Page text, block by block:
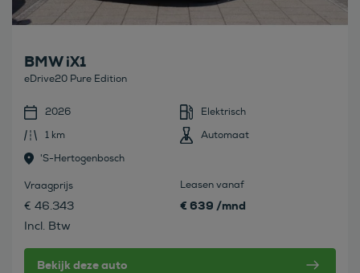
BMW iX1
eDrive20 Pure Edition
2026
Elektrisch
1 km
Automaat
's-Hertogenbosch
Vraagprijs
€ 46.343
Incl. Btw
Leasen vanaf
€ 639 /mnd
Bekijk deze auto